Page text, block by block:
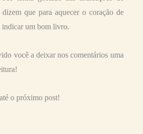
que para aquecer o coração de
indicar um bom livro.
você a deixar nos comentários uma
o próximo post!